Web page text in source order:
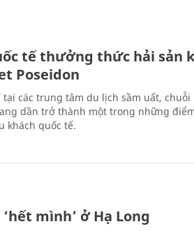
tế thưởng thức hải sản
Poseidon
các trung tâm du lịch sầm uất, chuỗi
dần trở thành một trong những
khách quốc tế.
mình’ ở Hạ Long